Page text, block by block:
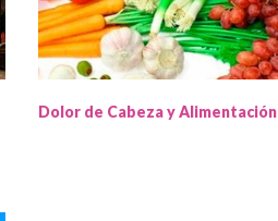
Dolor de Cabeza y Alimentación